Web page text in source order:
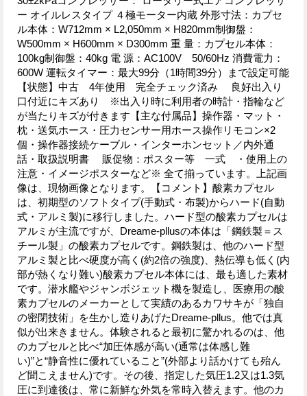
ー オイルレスタイプ ４極モーター内蔵 外形寸法：カプセ
ル本体：W712mm × L2,050mm × H820mm制御盤：
W500mm × H600mm × D300mm 重 量：カプセル本体：
100kg制御盤：40kg 電 源：AC100V 50/60Hz 消費電力：
600W 運転タイマー：最大99分（1時間39分）まで設定可能
【状態】中古 4年使用 完全チェック済み 良好出入り
口付近にキズあり ※出入り時に利用者の時計・指輪など
が当たりキズが付きます【主な付属品】操作器・マット・
枕・送気ホース・圧力センサー用ホース操作リモコン×2
個・操作器接続ケーブル・インターホンセット／内外通
話・取扱説明書 販促物：ポスター等 一式 ・使用上の
注意・イメージポスターなど※ 全て揃っています。上記画
像は、現物画像となります。【コメント】酸素カプセル
は、初期型のソフトタイプ(手動式・布製)からハード(自動
式・アルミ製)に移行しました。ハード型の酸素カプセルは
アルミが主流ですが、Dreame-pllusの本体は「鋼鉄製＝ス
チール製」の酸素カプセルです。鋼鉄製は、他のハード型
アルミ製と比べ硬度が高く(約2倍の強度)、熱伝導も低く(内
部が熱くなり難い)酸素カプセル本体には、最も適した素材
です。潜水艦やジャンボジェット機を製造し、医療用の酸
素カプセルのメーカーとして実績のあるカワサキが「独自
の密閉技術」を生かし造りあげたDreame-pllus。他では真
似が出来きません。体験されると最初に驚かれるのは、他
のカプセルと比べ“加圧体感が高い(通常は体感し難
い)”と“静音性に優れていること”(外部より話かけても殆ん
ど聞こえません)です。その後、指定した気圧1.2又は1.3気
圧に到達後は、常に新鮮な外気を常時入替えます。他のカ